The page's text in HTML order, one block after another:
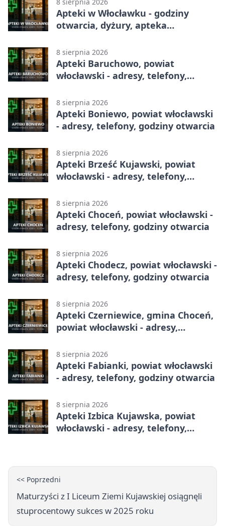
Apteki w Włocławku - godziny
otwarcia, dyżury, apteka
8 sierpnia 2026
Apteki Baruchowo, powiat
włocławski - adresy, telefony,
8 sierpnia 2026
Apteki Boniewo, powiat włocławski
- adresy, telefony, godziny otwarcia
8 sierpnia 2026
Apteki Brześć Kujawski, powiat
włocławski - adresy, telefony,
8 sierpnia 2026
Apteki Choceń, powiat włocławski -
adresy, telefony, godziny otwarcia
8 sierpnia 2026
Apteki Chodecz, powiat włocławski -
adresy, telefony, godziny otwarcia
8 sierpnia 2026
Apteki Czerniewice, gmina Choceń,
powiat włocławski - adresy,
8 sierpnia 2026
Apteki Fabianki, powiat włocławski
- adresy, telefony, godziny otwarcia
8 sierpnia 2026
Apteki Izbica Kujawska, powiat
włocławski - adresy, telefony,
<< Poprzedni
Maturzyści z I Liceum Ziemi Kujawskiej osiągnęli
stuprocentowy sukces w 2025 roku